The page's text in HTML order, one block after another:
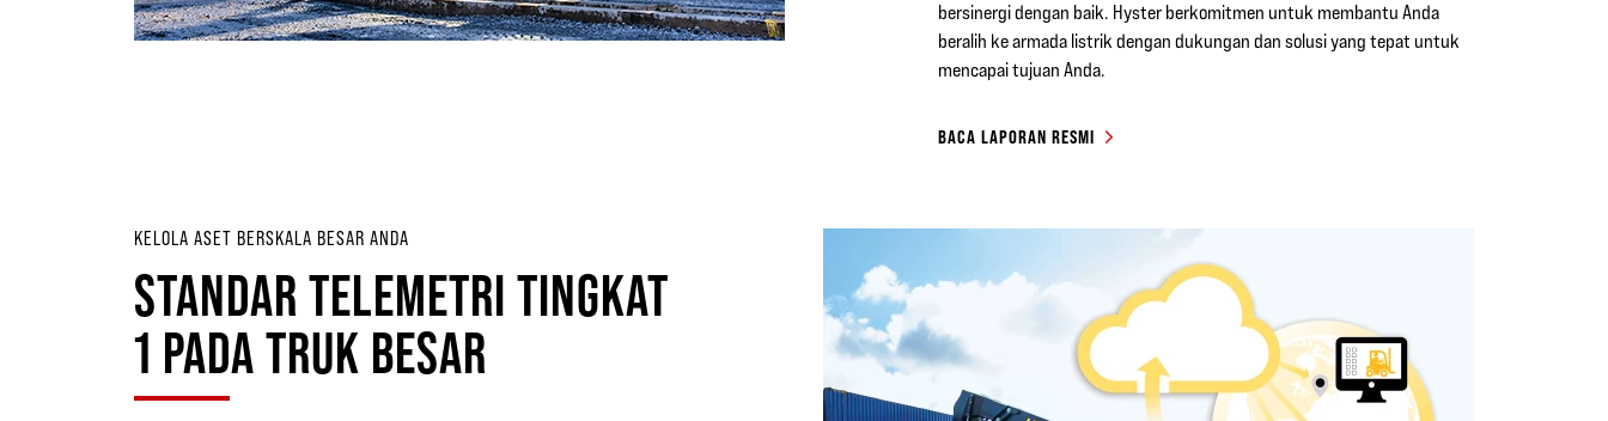
bersinergi dengan baik. Hyster berkomitmen untuk membantu Anda
beralih ke armada listrik dengan dukungan dan solusi yang tepat untuk
mencapai tujuan Anda.
BACA LAPORAN RESMI
KELOLA ASET BERSKALA BESAR ANDA
STANDAR TELEMETRI TINGKAT
1 PADA TRUK BESAR